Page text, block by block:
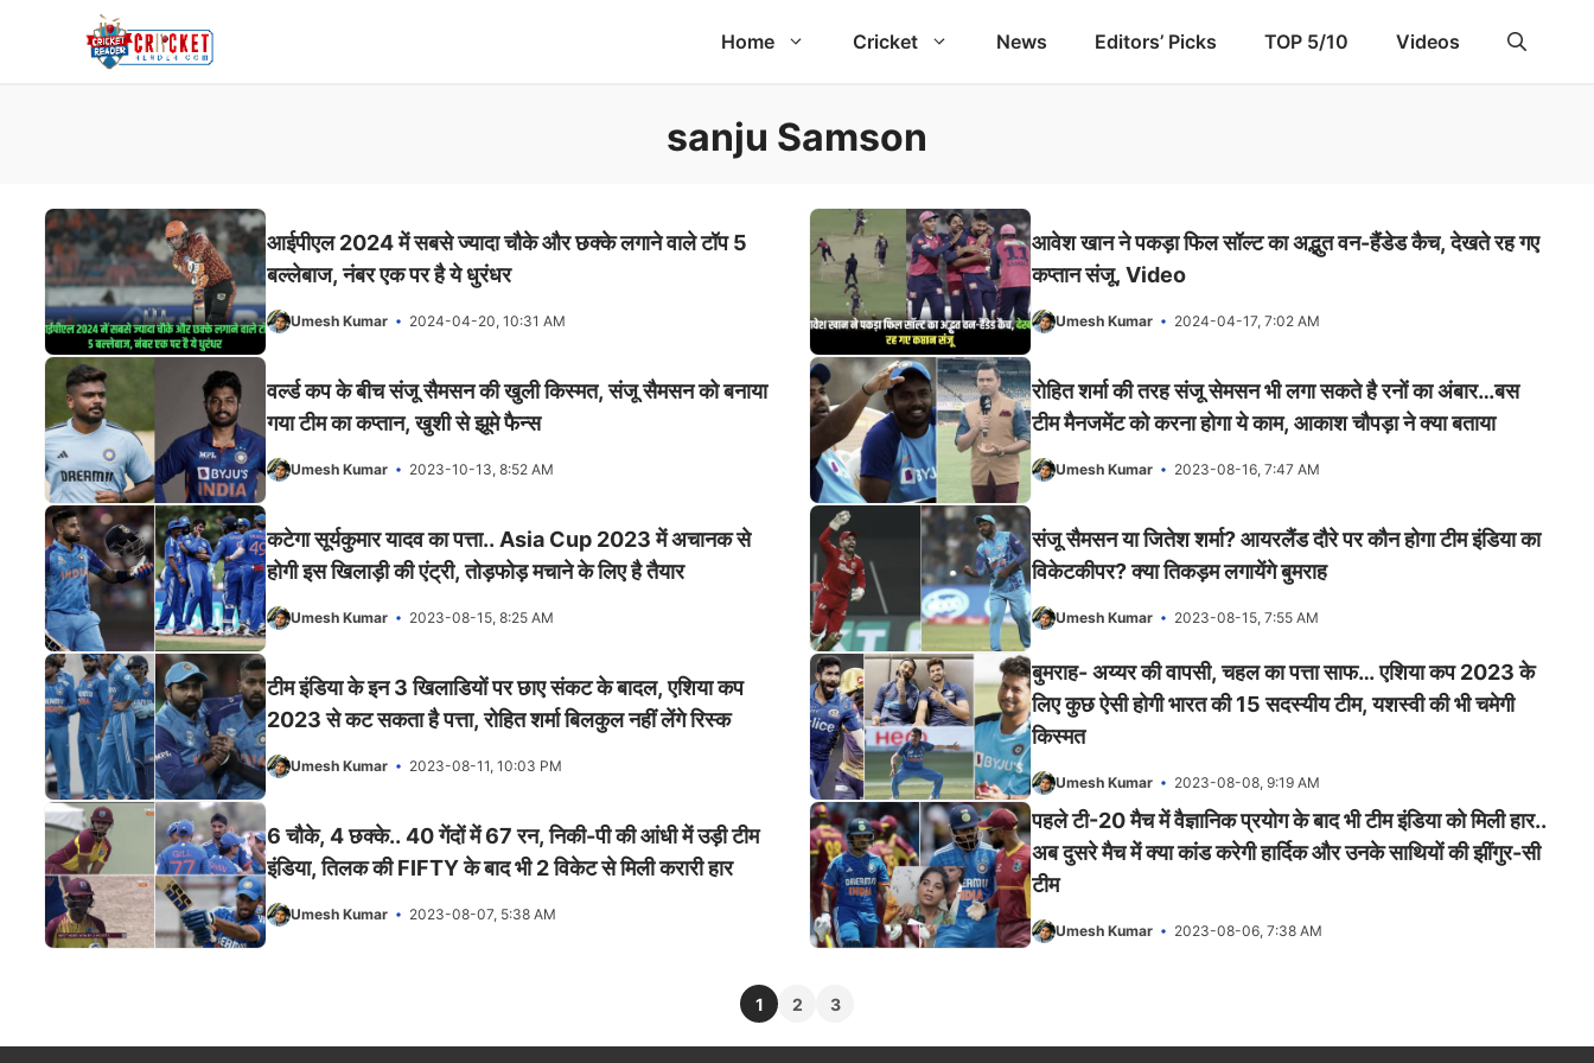
Home Cricket News Editors’ Picks TOP 5/10 Videos
sanju Samson
आईपीएल 2024 में सबसे ज्यादा चौके और छक्के लगाने वाले टॉप 5
बल्लेबाज, नंबर एक पर है ये धुरंधर
Umesh Kumar 2024-04-20, 10:31 AM
आवेश खान ने पकड़ा फिल सॉल्ट का अद्भुत वन-हैंडेड कैच, देखते रह गए
कप्तान संजू, Video
Umesh Kumar 2024-04-17, 7:02 AM
वर्ल्ड कप के बीच संजू सैमसन की खुली किस्मत, संजू सैमसन को बनाया
गया टीम का कप्तान, खुशी से झूमे फैन्स
Umesh Kumar 2023-10-13, 8:52 AM
रोहित शर्मा की तरह संजू सेमसन भी लगा सकते है रनों का अंबार…बस
टीम मैनजमेंट को करना होगा ये काम, आकाश चौपड़ा ने क्या बताया
Umesh Kumar 2023-08-16, 7:47 AM
कटेगा सूर्यकुमार यादव का पत्ता.. Asia Cup 2023 में अचानक से
होगी इस खिलाड़ी की एंट्री, तोड़फोड़ मचाने के लिए है तैयार
Umesh Kumar 2023-08-15, 8:25 AM
संजू सैमसन या जितेश शर्मा? आयरलैंड दौरे पर कौन होगा टीम इंडिया का
विकेटकीपर? क्या तिकड़म लगायेंगे बुमराह
Umesh Kumar 2023-08-15, 7:55 AM
टीम इंडिया के इन 3 खिलाडियों पर छाए संकट के बादल, एशिया कप
2023 से कट सकता है पत्ता, रोहित शर्मा बिलकुल नहीं लेंगे रिस्क
Umesh Kumar 2023-08-11, 10:03 PM
बुमराह- अय्यर की वापसी, चहल का पत्ता साफ… एशिया कप 2023 के
लिए कुछ ऐसी होगी भारत की 15 सदस्यीय टीम, यशस्वी की भी चमेगी
किस्मत
Umesh Kumar 2023-08-08, 9:19 AM
6 चौके, 4 छक्के.. 40 गेंदों में 67 रन, निकी-पी की आंधी में उड़ी टीम
इंडिया, तिलक की FIFTY के बाद भी 2 विकेट से मिली करारी हार
Umesh Kumar 2023-08-07, 5:38 AM
पहले टी-20 मैच में वैज्ञानिक प्रयोग के बाद भी टीम इंडिया को मिली हार..
अब दुसरे मैच में क्या कांड करेगी हार्दिक और उनके साथियों की झींगुर-सी
टीम
Umesh Kumar 2023-08-06, 7:38 AM
1 2 3